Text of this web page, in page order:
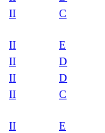
II
C
II
E
II
D
II
D
II
C
II
E